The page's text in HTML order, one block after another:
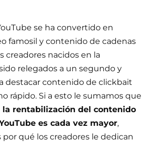
se ha convertido en
famosil y contenido de cadenas
creadores nacidos en la
relegados a un segundo y
destacar contenido de clickbait
rápido. Si a esto le sumamos que
la rentabilización del contenido
es cada vez mayor,
qué los creadores le dedican